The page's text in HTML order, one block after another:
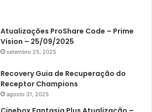
Atualizações ProShare Code – Prime
Vision – 25/09/2025
setembro 25, 2025
Recovery Guia de Recuperação do
Receptor Champions
agosto 31, 2025